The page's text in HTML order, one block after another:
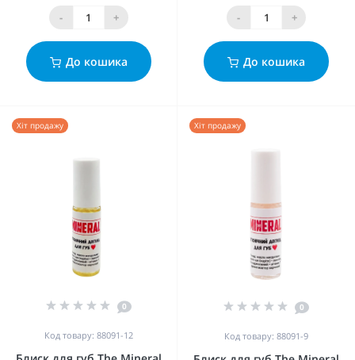
- +
До кошика
- +
До кошика
Хіт продажу
0
Код товару: 88091-12
Хіт продажу
0
Код товару: 88091-9